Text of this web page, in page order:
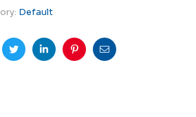
Default
TwitterLinkedinPinterest
Email